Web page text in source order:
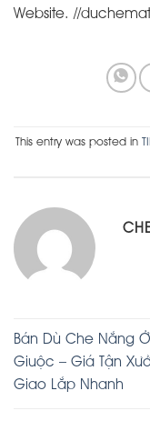
Website. //
This entry was posted in
Bán Dù Che Nắng
Giuộc – Giá Tận
Giao Lắp Nhanh